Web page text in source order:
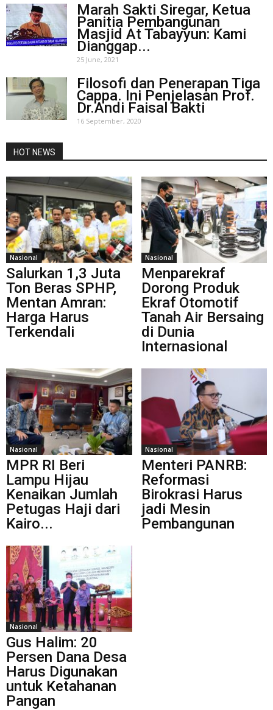
Marah Sakti Siregar, Ketua
Panitia Pembangunan
Masjid At Tabayyun: Kami
Dianggap...
25 June, 2021
Filosofi dan Penerapan Tiga
Cappa. Ini Penjelasan Prof.
Dr.Andi Faisal Bakti
16 September, 2020
HOT NEWS
Nasional
Salurkan 1,3 Juta
Ton Beras SPHP,
Mentan Amran:
Harga Harus
Terkendali
Nasional
Menparekraf
Dorong Produk
Ekraf Otomotif
Tanah Air Bersaing
di Dunia
Internasional
Nasional
MPR RI Beri
Lampu Hijau
Kenaikan Jumlah
Petugas Haji dari
Kairo...
Nasional
Menteri PANRB:
Reformasi
Birokrasi Harus
jadi Mesin
Pembangunan
Nasional
Gus Halim: 20
Persen Dana Desa
Harus Digunakan
untuk Ketahanan
Pangan